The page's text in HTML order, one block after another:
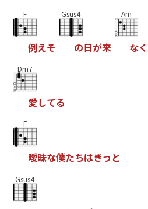
F
例えそ
Gsus4
の日が来
Am
なく
Dm7
愛してる
F
曖昧な僕たちはきっ と
Gsus4